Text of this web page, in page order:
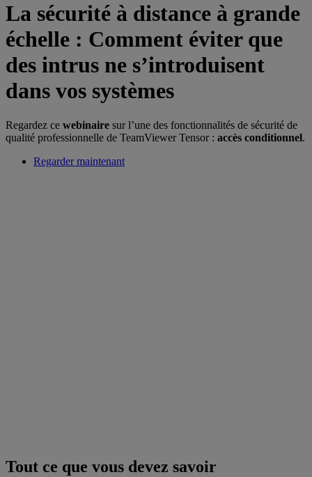
La sécurité à distance à grande
échelle : Comment éviter que
des intrus ne s’introduisent
dans vos systèmes
Regardez ce webinaire sur l’une des fonctionnalités de sécurité de
qualité professionnelle de TeamViewer Tensor : accès conditionnel.
Regarder maintenant
Tout ce que vous devez savoir